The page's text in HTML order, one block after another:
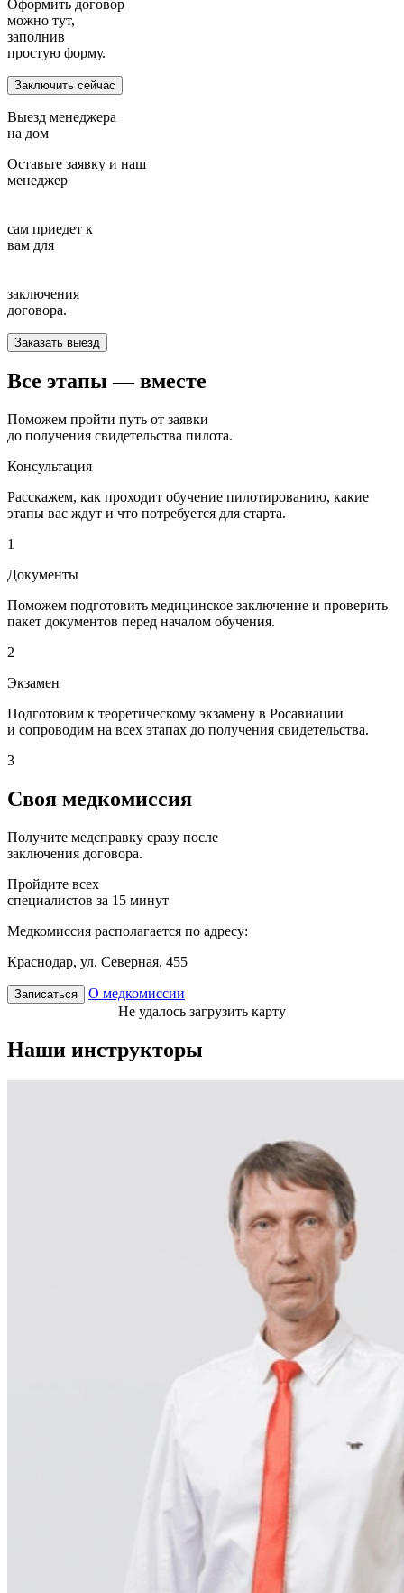
Оформить договор
можно тут,
заполнив
простую форму.
Заключить сейчас
Выезд менеджера
на дом
Оставьте заявку и наш
менеджер
сам приедет к
вам для
заключения
договора.
Заказать выезд
Все этапы —вместе
Поможем пройти путь от заявки
до получения свидетельства пилота.
Консультация
Расскажем, как проходит обучение пилотированию, какие
этапы вас ждут и что потребуется для старта.
1
Документы
Поможем подготовить медицинское заключение и проверить
пакет документов перед началом обучения.
2
Экзамен
Подготовим к теоретическому экзамену в Росавиации
и сопроводим на всех этапах до получения свидетельства.
3
Своя медкомиссия
Получите медсправку сразу после
заключения договора.
Пройдите всех
специалистов за 15 минут
Медкомиссия располагается по адресу:
Краснодар, ул. Северная, 455
Записаться О медкомиссии
Наши инструкторы